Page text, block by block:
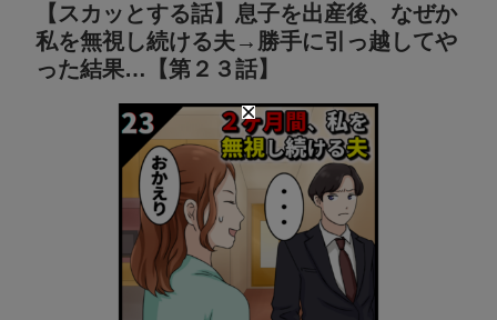
【スカッとする話】息子を出産後、なぜか
私を無視し続ける夫→勝手に引っ越してや
った結果…【第２３話】